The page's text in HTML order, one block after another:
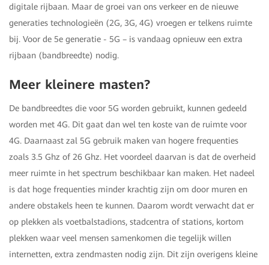
digitale rijbaan. Maar de groei van ons verkeer en de nieuwe
generaties technologieën (2G, 3G, 4G) vroegen er telkens ruimte
bij. Voor de 5e generatie - 5G – is vandaag opnieuw een extra
rijbaan (bandbreedte) nodig.
Meer kleinere masten?
De bandbreedtes die voor 5G worden gebruikt, kunnen gedeeld
worden met 4G. Dit gaat dan wel ten koste van de ruimte voor
4G. Daarnaast zal 5G gebruik maken van hogere frequenties
zoals 3.5 Ghz of 26 Ghz. Het voordeel daarvan is dat de overheid
meer ruimte in het spectrum beschikbaar kan maken. Het nadeel
is dat hoge frequenties minder krachtig zijn om door muren en
andere obstakels heen te kunnen. Daarom wordt verwacht dat er
op plekken als voetbalstadions, stadcentra of stations, kortom
plekken waar veel mensen samenkomen die tegelijk willen
internetten, extra zendmasten nodig zijn. Dit zijn overigens kleine